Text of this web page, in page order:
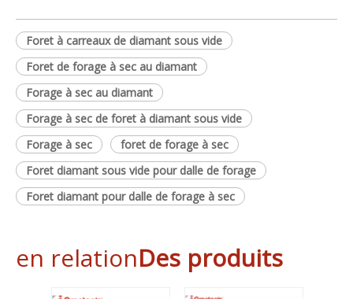
Foret à carreaux de diamant sous vide
Foret de forage à sec au diamant
Forage à sec au diamant
Forage à sec de foret à diamant sous vide
Forage à sec
foret de forage à sec
Foret diamant sous vide pour dalle de forage
Foret diamant pour dalle de forage à sec
en relationDes produits